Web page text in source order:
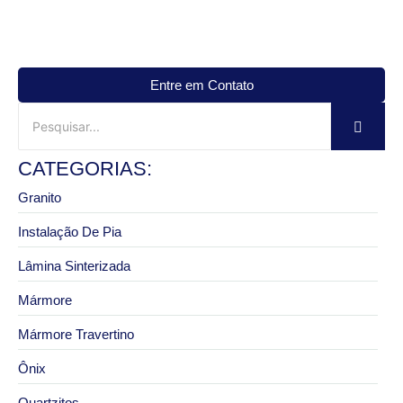
Entre em Contato
CATEGORIAS:
Granito
Instalação De Pia
Lâmina Sinterizada
Mármore
Mármore Travertino
Ônix